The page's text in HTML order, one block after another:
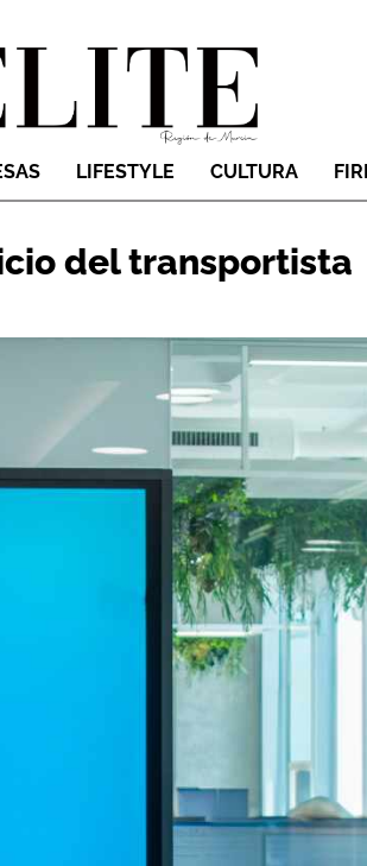
LIFESTYLE CULTURA
del transportista